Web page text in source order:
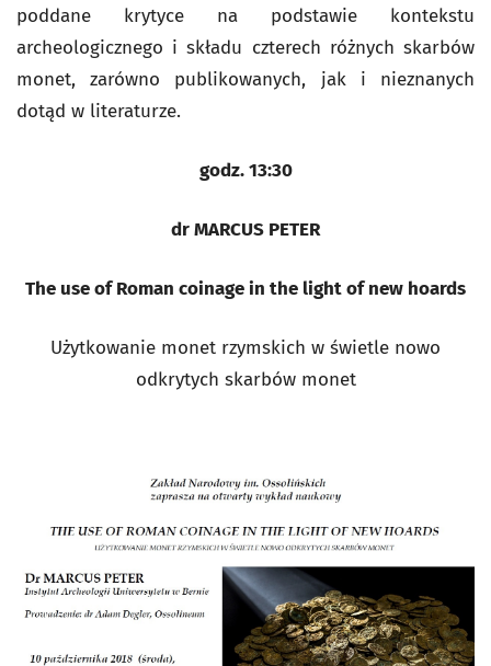
poddane krytyce na podstawie kontekstu
archeologicznego i składu czterech różnych skarbów
monet, zarówno publikowanych, jak i nieznanych
dotąd w literaturze.
godz. 13:30
dr MARCUS PETER
The use of Roman coinage in the light of new hoards
Użytkowanie monet rzymskich w świetle nowo
odkrytych skarbów monet